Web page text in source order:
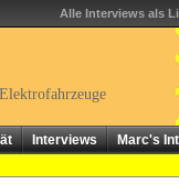
Alle Interviews als
Interviews Marc's